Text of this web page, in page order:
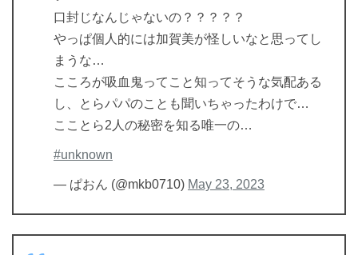
口封じなんじゃないの？？？？？
やっぱ個人的には加賀美が怪しいなと思ってし
まうな…
こころが吸血鬼ってこと知ってそうな気配ある
し、とらパパのことも聞いちゃったわけで…
こことら2人の秘密を知る唯一の…
#unknown
— ぱおん (@mkb0710) May 23, 2023